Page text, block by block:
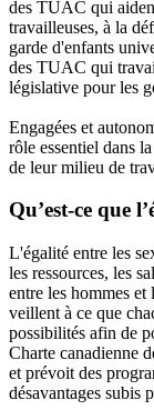
des TUAC qui
travailleuses, à la
garde d'enfants
des TUAC qui
législative pour les
Engagées et
rôle essentiel dans
de leur milieu de
Qu’est-ce que
L'égalité entre les
les ressources, les
entre les hommes
veillent à ce que
possibilités afin de
Charte canadienne
et prévoit des
désavantages subis